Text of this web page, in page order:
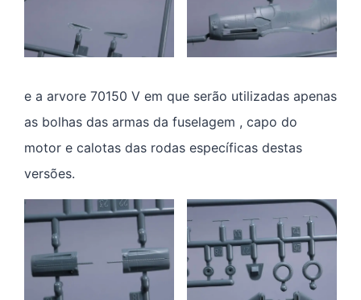
e a arvore 70150 V em que serão utilizadas apenas
as bolhas das armas da fuselagem , capo do
motor e calotas das rodas específicas destas
versões.